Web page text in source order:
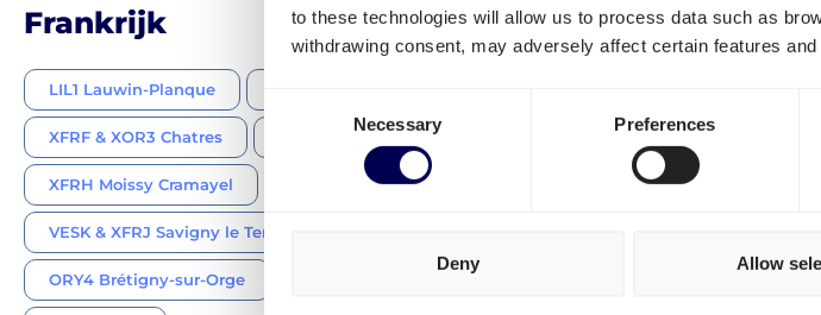
to these technologies will allow us to process data such as
withdrawing consent, may adversely affect certain features
Necessary Preferences
Deny Allow
Frankrijk
LIL1 Lauwin-Planque
XFRF & XOR3 Chatres XFRG Artenay
XFRH Moissy Cramayel XFRE & XOR2 Satolas-et-Bonce
VESK & XFRJ Savigny le Temple
ORY4 Brétigny-sur-Orge
Om pallets
Maak